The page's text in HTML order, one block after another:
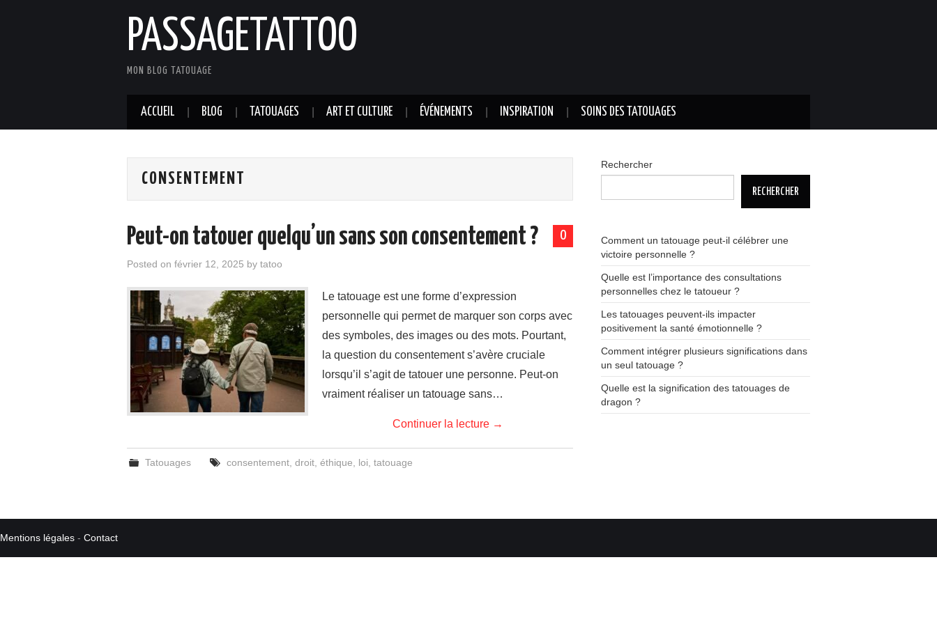
PASSAGETATTOO
MON BLOG TATOUAGE
ACCUEIL BLOG TATOUAGES ART ET CULTURE ÉVÉNEMENTS INSPIRATION SOINS DES TATOUAGES
CONSENTEMENT
0
Peut-on tatouer quelqu’un sans son consentement ?
Posted on février 12, 2025 by tatoo
Le tatouage est une forme d’expression
personnelle qui permet de marquer son corps avec
des symboles, des images ou des mots. Pourtant,
la question du consentement s’avère cruciale
lorsqu’il s’agit de tatouer une personne. Peut-on
vraiment réaliser un tatouage sans…
Continuer la lecture →
Tatouages consentement, droit, éthique loi tatouage
Rechercher
RECHERCHER
Comment un tatouage peut-il célébrer une
victoire personnelle ?
Quelle est l’importance des consultations
personnelles chez le tatoueur ?
Les tatouages peuvent-ils impacter
positivement la santé émotionnelle ?
Comment intégrer plusieurs significations dans
un seul tatouage ?
Quelle est la signification des tatouages de
dragon ?
Mentions légales - Contact